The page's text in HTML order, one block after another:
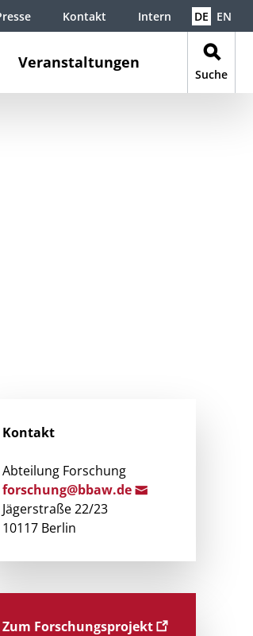
Veranstaltungen
Suche
Kontakt Intern DE EN
Kontakt
Abteilung Forschung
forschung@bbaw.de
Jägerstraße 22/23
10117 Berlin
Zum Forschungsprojekt